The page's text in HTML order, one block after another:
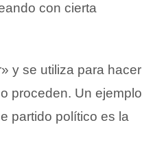
con cierta
y se utiliza para hacer
proceden. Un ejemplo
partido político es la